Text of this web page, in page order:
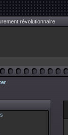
révolutionnaire